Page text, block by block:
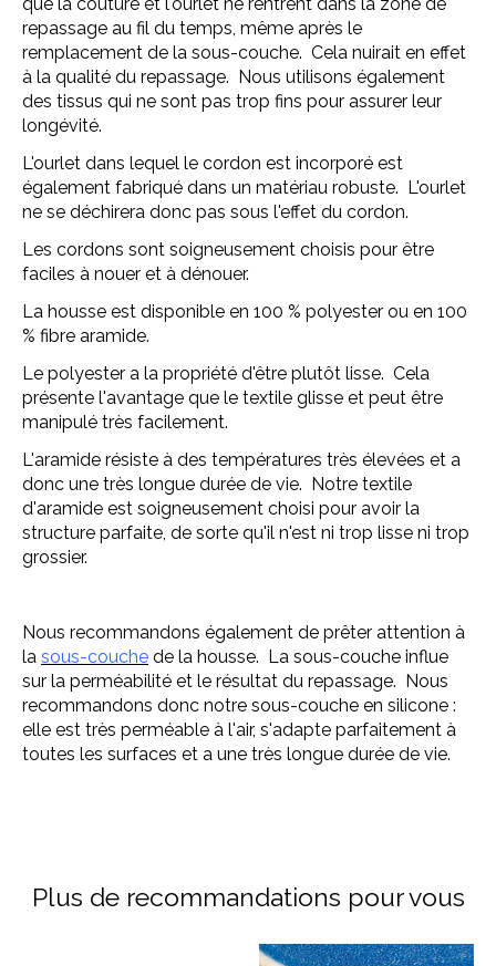
repassage au fil du temps, même après le
remplacement de la sous-couche. Cela nuirait en effet
à la qualité du repassage. Nous utilisons également
des tissus qui ne sont pas trop fins pour assurer leur
longévité.
L'ourlet dans lequel le cordon est incorporé est
également fabriqué dans un matériau robuste. L'ourlet
ne se déchirera donc pas sous l'effet du cordon.
Les cordons sont soigneusement choisis pour être
faciles à nouer et à dénouer.
La housse est disponible en 100 % polyester ou en 100
% fibre aramide.
Le polyester a la propriété d'être plutôt lisse. Cela
présente l'avantage que le textile glisse et peut être
manipulé très facilement.
L'aramide résiste à des températures très élevées et a
donc une très longue durée de vie. Notre textile
d'aramide est soigneusement choisi pour avoir la
structure parfaite, de sorte qu'il n'est ni trop lisse ni trop
grossier.
Nous recommandons également de prêter attention à
la sous-couche de la housse. La sous-couche influe
sur la perméabilité et le résultat du repassage. Nous
recommandons donc notre sous-couche en silicone :
elle est très perméable à l'air, s'adapte parfaitement à
toutes les surfaces et a une très longue durée de vie.
Plus de recommandations pour vous
Articles du carrousel de produits